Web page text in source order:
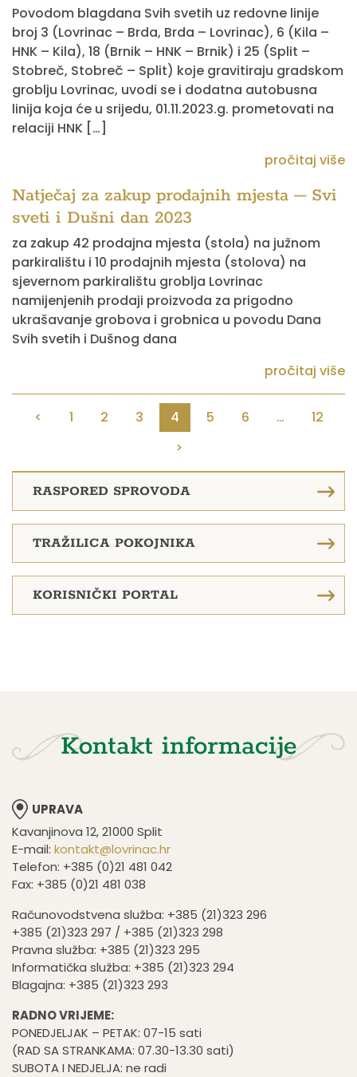
Povodom blagdana Svih svetih uz redovne linije
broj 3 (Lovrinac – Brda, Brda – Lovrinac), 6 (Kila –
HNK – Kila), 18 (Brnik – HNK – Brnik) i 25 (Split –
Stobreč, Stobreč – Split) koje gravitiraju gradskom
groblju Lovrinac, uvodi se i dodatna autobusna
linija koja će u srijedu, 01.11.2023.g. prometovati na
relaciji HNK […]
pročitaj više
Natječaj za zakup prodajnih mjesta – Svi
sveti i Dušni dan 2023
za zakup 42 prodajna mjesta (stola) na južnom
parkiralištu i 10 prodajnih mjesta (stolova) na
sjevernom parkiralištu groblja Lovrinac
namijenjenih prodaji proizvoda za prigodno
ukrašavanje grobova i grobnica u povodu Dana
Svih svetih i Dušnog dana
pročitaj više
< 1 2 3 4 5 6 …
12
>
RASPORED SPROVODA
TRAŽILICA POKOJNIKA
KORISNIČKI PORTAL
Kontakt informacije
UPRAVA
Kavanjinova 12, 21000 Split
E-mail: kontakt@lovrinac.hr
Telefon: +385 (0)21 481 042
Fax: +385 (0)21 481 038
Računovodstvena služba: +385 (21)323 296
+385 (21)323 297 / +385 (21)323 298
Pravna služba: +385 (21)323 295
Informatička služba: +385 (21)323 294
Blagajna: +385 (21)323 293
RADNO VRIJEME:
PONEDJELJAK – PETAK: 07-15 sati
(RAD SA STRANKAMA: 07.30-13.30 sati)
SUBOTA I NEDJELJA: ne radi